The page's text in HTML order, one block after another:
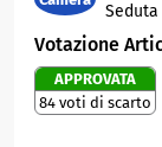
Seduta
Votazione
APPROVATA
84 voti di scarto